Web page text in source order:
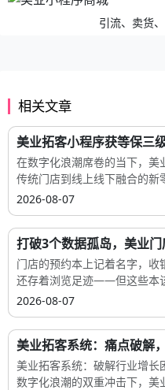
引流、卖货
相关文章
美业拓客小程序获等保三
在数字化浪潮席卷的当下，美
传统门店到线上线下融合的新
2026-08-07
打破3个数据孤岛，美业
门店的预约本上记着名字，
还存着浏览足迹——但这些本
2026-08-07
美业拓客系统：痛点破解
美业拓客系统：破解行业增长
数字化浪潮的双重冲击下，美